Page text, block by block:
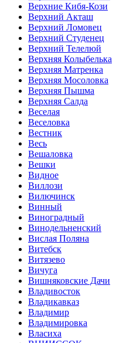
Верхние Кибя-Кози
Верхний Акташ
Верхний Ломовец
Верхний Студенец
Верхний Телелюй
Верхняя Колыбелька
Верхняя Матренка
Верхняя Мосоловка
Верхняя Пышма
Верхняя Салда
Веселая
Веселовка
Вестник
Весь
Вешаловка
Вешки
Видное
Виллози
Вилючинск
Винный
Виноградный
Винодельненский
Вислая Поляна
Витебск
Витязево
Вичуга
Вишняковские Дачи
Владивосток
Владикавказ
Владимир
Владимировка
Власиха